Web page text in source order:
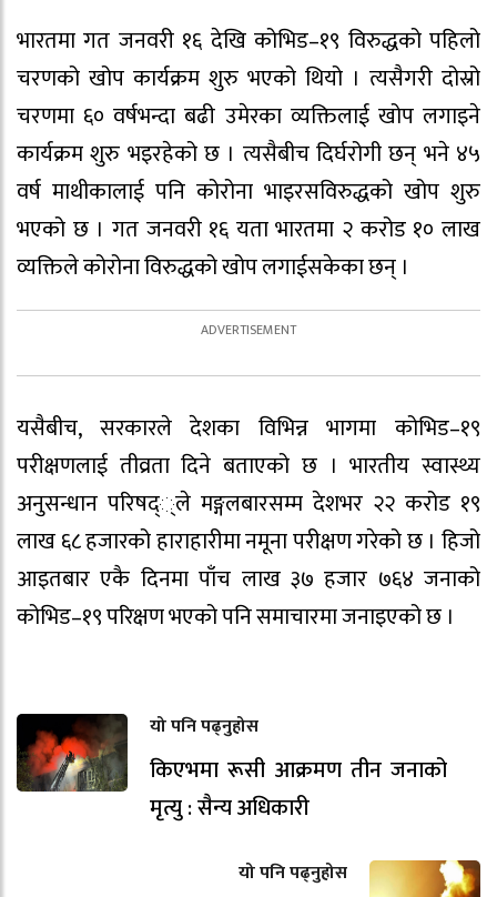
भारतमा गत जनवरी १६ देखि कोभिड–१९ विरुद्धको पहिलो
चरणको खोप कार्यक्रम शुरु भएको थियो । त्यसैगरी दोस्रो
चरणमा ६० वर्षभन्दा बढी उमेरका व्यक्तिलाई खोप लगाइने
कार्यक्रम शुरु भइरहेको छ । त्यसैबीच दिर्घरोगी छन् भने ४५
वर्ष माथीकालाई पनि कोरोना भाइरसविरुद्धको खोप शुरु
भएको छ । गत जनवरी १६ यता भारतमा २ करोड १० लाख
व्यक्तिले कोरोना विरुद्धको खोप लगाईसकेका छन् ।
यसैबीच, सरकारले देशका विभिन्न भागमा कोभिड–१९
परीक्षणलाई तीव्रता दिने बताएको छ । भारतीय स्वास्थ्य
अनुसन्धान परिषद््ले मङ्गलबारसम्म देशभर २२ करोड १९
लाख ६८ हजारको हाराहारीमा नमूना परीक्षण गरेको छ । हिजो
आइतबार एकै दिनमा पाँच लाख ३७ हजार ७६४ जनाको
कोभिड–१९ परिक्षण भएको पनि समाचारमा जनाइएको छ ।
यो पनि पढ्नुहोस
किएभमा रूसी आक्रमण तीन जनाको
मृत्यु : सैन्य अधिकारी
यो पनि पढ्नुहोस